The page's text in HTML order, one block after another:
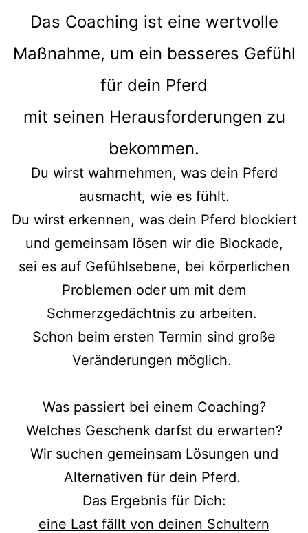
Das Coaching ist eine wertvolle
Maßnahme, um ein besseres Gefühl
für dein Pferd
mit seinen Herausforderungen zu
bekommen.
Du wirst wahrnehmen, was dein Pferd
ausmacht, wie es fühlt.
Du wirst erkennen, was dein Pferd blockiert
und gemeinsam lösen wir die Blockade,
sei es auf Gefühlsebene, bei körperlichen
Problemen oder um mit dem
Schmerzgedächtnis zu arbeiten.
Schon beim ersten Termin sind große
Veränderungen möglich.
Was passiert bei einem Coaching?
Welches Geschenk darfst du erwarten?
Wir suchen gemeinsam Lösungen und
Alternativen für dein Pferd.
Das Ergebnis für Dich:
eine Last fällt von deinen Schultern